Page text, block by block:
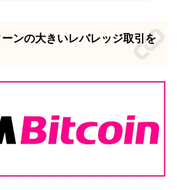
ンの大きいレバレッジ取引を